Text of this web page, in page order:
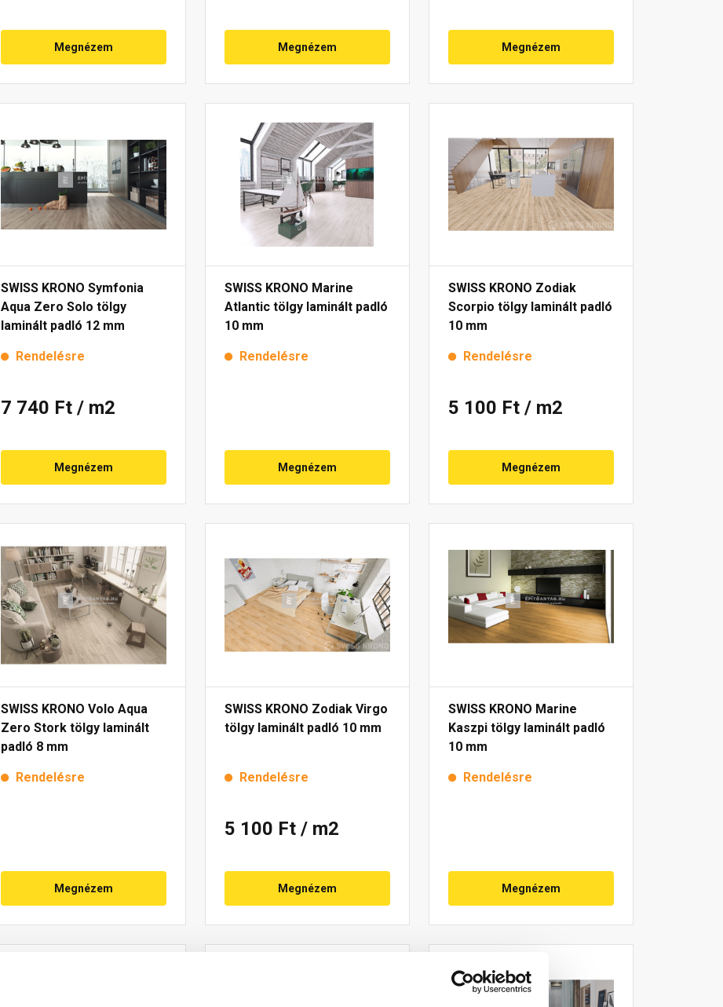
Megnézem Megnézem Megnézem
SWISS KRONO Symfonia
Aqua Zero Solo tölgy
laminált padló 12 mm
Rendelésre
7 740 Ft / m2
Megnézem
SWISS KRONO Marine
Atlantic tölgy laminált padló
10 mm
Rendelésre
Megnézem
SWISS KRONO Zodiak
Scorpio tölgy laminált padló
10 mm
Rendelésre
5 100 Ft / m2
Megnézem
SWISS KRONO Volo Aqua
Zero Stork tölgy laminált
padló 8 mm
Rendelésre
Megnézem
SWISS KRONO Zodiak Virgo
tölgy laminált padló 10 mm
Rendelésre
5 100 Ft / m2
Megnézem
SWISS KRONO Marine
Kaszpi tölgy laminált padló
10 mm
Rendelésre
Megnézem